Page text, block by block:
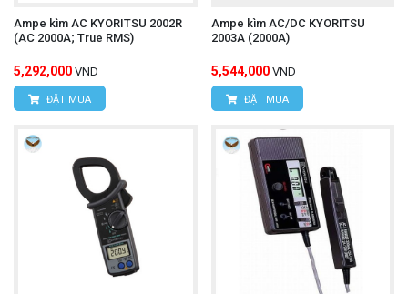
Ampe kìm AC KYORITSU 2002R
(AC 2000A; True RMS)
5,292,000 VND
ĐẶT MUA
Ampe kìm AC/DC KYORITSU
2003A (2000A)
5,544,000 VND
ĐẶT MUA